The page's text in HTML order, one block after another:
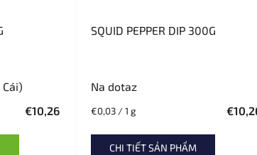
Cái)
€10,26
SQUID PEPPER DIP 300G
Na dotaz
Giá
lường:
€0,03 / 1 g
CHI TIẾT SẢN PHẨM